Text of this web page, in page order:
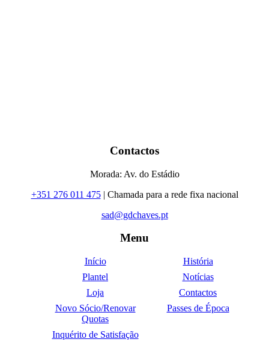
Contactos
Morada: Av. do Estádio
+351 276 011 475| Chamada para a rede fixa nacional
sad@gdchaves.pt
Menu
Início
História
Plantel
Notícias
Loja
Contactos
Novo Sócio/Renovar
Quotas
Passes de Época
Inquérito de Satisfação